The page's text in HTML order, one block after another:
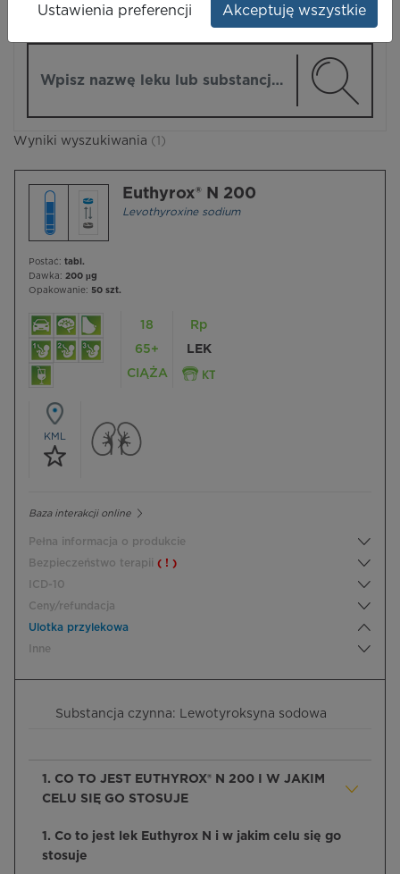
Wyniki wyszukiwania (1)
Euthyrox® N 200
Levothyroxine sodium
Postać: tabl.
Dawka: 200 µg
Opakowanie: 50 szt.
18
65+
CIĄŻA
Rp
LEK
KML
Baza interakcji online
Pełna informacja o produkcie
Bezpieczeństwo terapii ( ! )
ICD-10
Ceny/refundacja
Ulotka przylekowa
Inne
Substancja czynna: Lewotyroksyna sodowa
1. CO TO JEST EUTHYROX® N 200 I W JAKIM
CELU SIĘ GO STOSUJE
1. Co to jest lek Euthyrox N i w jakim celu się go
stosuje
Ustawienia preferencji Akceptuję wszystkie